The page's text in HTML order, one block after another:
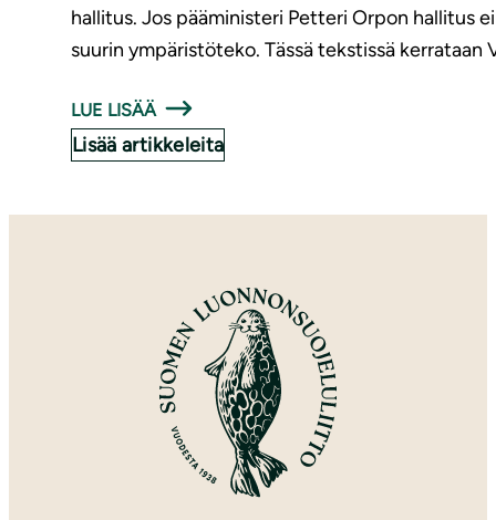
hallitus. Jos pääministeri Petteri Orpon hallitus
suurin ympäristöteko. Tässä tekstissä
LUE LISÄÄ
Lisää artikkeleita